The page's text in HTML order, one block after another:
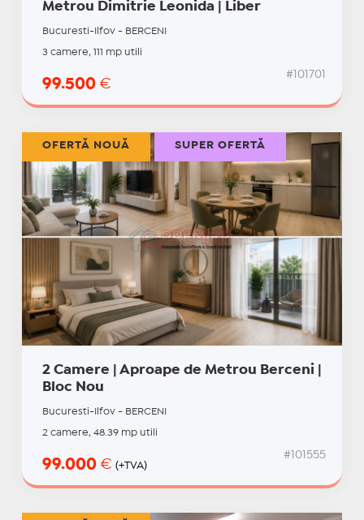
Metrou Dimitrie Leonida | Liber
Bucuresti-Ilfov - BERCENI
3 camere, 111 mp utili
99.500 €
#101701
2 Camere | Aproape de Metrou Berceni |
Bloc Nou
Bucuresti-Ilfov - BERCENI
2 camere, 48.39 mp utili
99.000 € (+TVA)
#101555
OFERTĂ NOUĂ SUPER OFERTĂ